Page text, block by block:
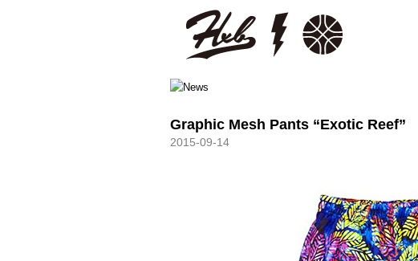
Graphic Mesh Pants “Exotic Reef”
2015-09-14